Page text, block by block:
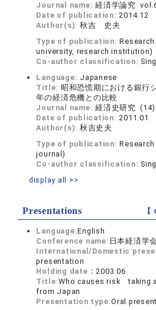
Journal name:経済学論究
Date of publication:2014.12
Author(s): 秋吉 史夫
Type of publication:
university, research institution)
Co-author classification:
Language: Japanese
Title: 昭和恐慌期における銀行
年の経済危機との比較
Journal name:経済史研究
Date of publication:2011.01
Author(s): 秋吉史夫
Type of publication:
journal)
Co-author classification:
display all >>
Presentations
Language:English
Conference name: 日本経済学
International/Domestic
presentation
Holding date：2003.06
Title:Who causes risk taking
from Japan
Presentation type:Oral